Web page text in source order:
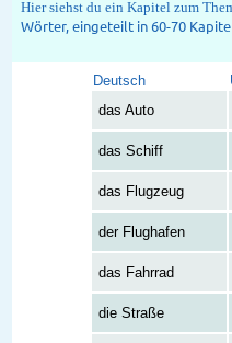
Hier siehst du ein Kapitel zum
Wörter, eingeteilt in 60-70
Deutsch
das Auto
das Schiff
das Flugzeug
der Flughafen
das Fahrrad
die Straße